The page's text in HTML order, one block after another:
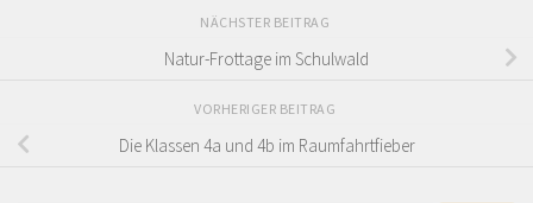
NÄCHSTER BEITRAG
Natur-Frottage im Schulwald
VORHERIGER BEITRAG
Die Klassen 4a und 4b im Raumfahrtfieber